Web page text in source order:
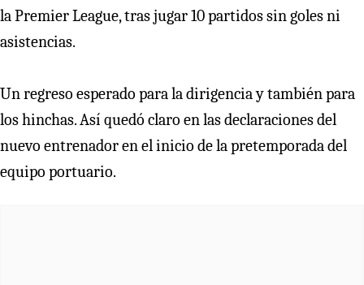
la Premier League, tras jugar 10 partidos sin goles ni
asistencias.
Un regreso esperado para la dirigencia y también para
los hinchas. Así quedó claro en las declaraciones del
nuevo entrenador en el inicio de la pretemporada del
equipo portuario.